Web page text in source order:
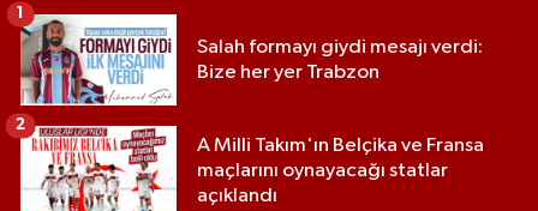
Salah formayı giydi mesajı verdi:
Bize her yer Trabzon
A Milli Takım'ın Belçika ve Fransa
maçlarını oynayacağı statlar
açıklandı
2